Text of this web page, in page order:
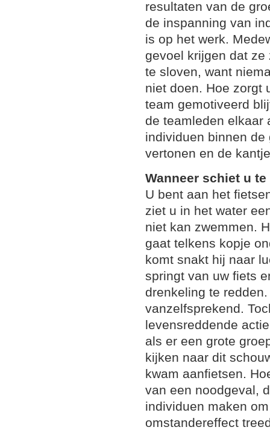
resultaten van de
de inspanning van
is op het werk.
gevoel krijgen dat
te sloven, want
niet doen. Hoe zorgt
team gemotiveerd
de teamleden elkaar
individuen binnen
vertonen en de
Wanneer schiet u
U bent aan het
ziet u in het water
niet kan zwemmen.
gaat telkens kopje
komt snakt hij naar
springt van uw fiets
drenkeling te
vanzelfsprekend.
levensreddende
als er een grote
kijken naar dit
kwam aanfietsen.
van een noodgeval,
individuen maken
omstandereffect